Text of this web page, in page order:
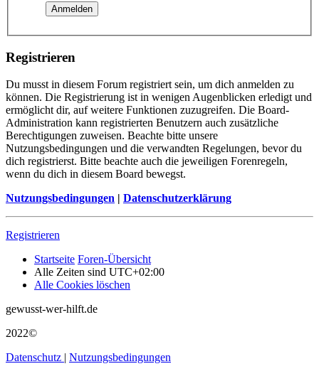
Registrieren
Du musst in diesem Forum registriert sein, um dich anmelden zu
können. Die Registrierung ist in wenigen Augenblicken erledigt und
ermöglicht dir, auf weitere Funktionen zuzugreifen. Die Board-
Administration kann registrierten Benutzern auch zusätzliche
Berechtigungen zuweisen. Beachte bitte unsere
Nutzungsbedingungen und die verwandten Regelungen, bevor du
dich registrierst. Bitte beachte auch die jeweiligen Forenregeln,
wenn du dich in diesem Board bewegst.
Nutzungsbedingungen | Datenschutzerklärung
Registrieren
Startseite Foren-Übersicht
Alle Zeiten sind UTC+02:00
Alle Cookies löschen
gewusst-wer-hilft.de
2022©
Datenschutz | Nutzungsbedingungen